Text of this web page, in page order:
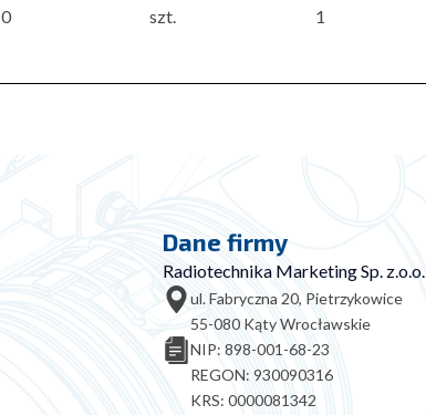
0 szt. 1
Dane firmy
Radiotechnika Marketing Sp. z.o.o.
ul. Fabryczna 20, Pietrzykowice
55-080 Kąty Wrocławskie
NIP: 898-001-68-23
REGON: 930090316
KRS: 0000081342